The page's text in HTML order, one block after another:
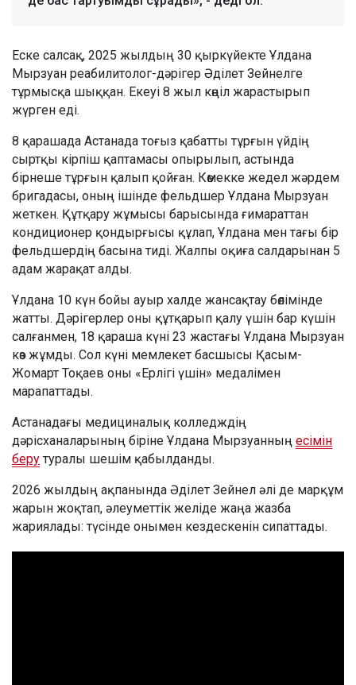
Еске салсақ, 2025 жылдың 30 қыркүйекте Ұлдана
Мырзуан реабилитолог-дәрігер Әділет Зейнелге
тұрмысқа шыққан. Екеуі 8 жыл көңіл жарастырып
жүрген еді.
8 қарашада Астанада тоғыз қабатты тұрғын үйдің
сыртқы кірпіш қаптамасы опырылып, астында
бірнеше тұрғын қалып қойған. Көмекке жедел жәрдем
бригадасы, оның ішінде фельдшер Ұлдана Мырзуан
жеткен. Құтқару жұмысы барысында ғимараттан
кондиционер қондырғысы құлап, Ұлдана мен тағы бір
фельдшердің басына тиді. Жалпы оқиға салдарынан 5
адам жарақат алды.
Ұлдана 10 күн бойы ауыр халде жансақтау бөлімінде
жатты. Дәрігерлер оны құтқарып қалу үшін бар күшін
салғанмен, 18 қараша күні 23 жастағы Ұлдана Мырзуан
көз жұмды. Сол күні мемлекет басшысы Қасым-
Жомарт Тоқаев оны «Ерлігі үшін» медалімен
марапаттады.
Астанадағы медициналық колледждің
дәрісханаларының біріне Ұлдана Мырзуанның есімін
беру туралы шешім қабылданды.
2026 жылдың ақпанында Әділет Зейнел әлі де марқұм
жарын жоқтап, әлеуметтік желіде жаңа жазба
жариялады: түсінде онымен кездескенін сипаттады.